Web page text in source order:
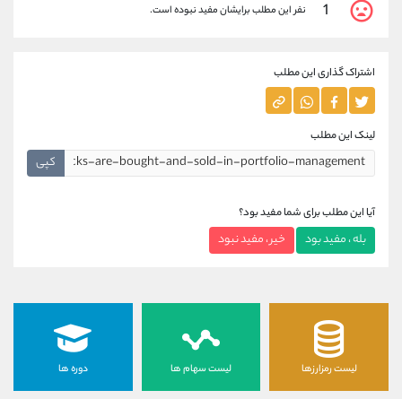
1 نفر این مطلب برایشان مفید نبوده است.
اشتراک گذاری این مطلب
لینک این مطلب
کپی
آیا این مطلب برای شما مفید بود؟
بله ، مفید بود خیر ، مفید نبود
لیست رمزارزها لیست سهام ها دوره ها